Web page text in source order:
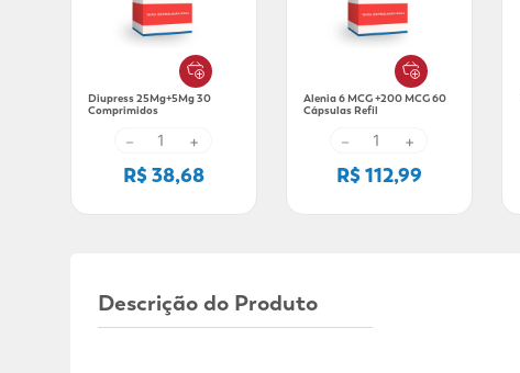
Diupress 25Mg+5Mg 30
Comprimidos
－ +
R$ 38,68
Alenia 6 MCG +200 MCG 60
Cápsulas Refil
－ +
R$ 112,99
Descrição do Produto